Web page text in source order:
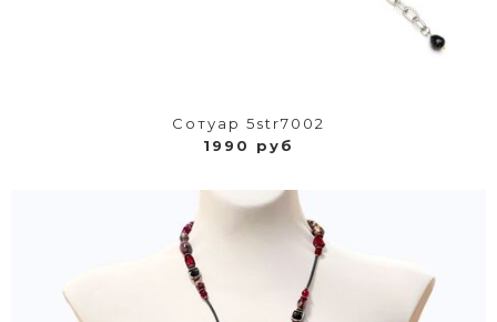
Сотуар 5str7002
1990 руб